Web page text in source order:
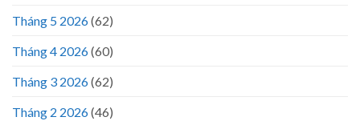
Tháng 5 2026(62)
Tháng 4 2026(60)
Tháng 3 2026(62)
Tháng 2 2026(46)